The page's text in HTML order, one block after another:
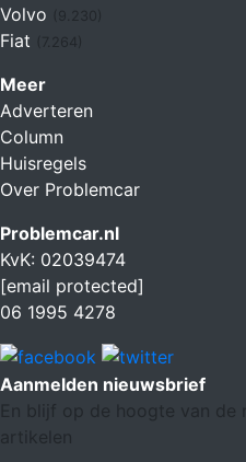
Volvo
Fiat (7.264)
Meer
Adverteren
Column
Huisregels
Over Problemcar
Problemcar.nl
KvK: 02039474
[email protected]
06 1995 4278
Aanmelden nieuwsbrief
En blijf op de hoogte van de
artikelen